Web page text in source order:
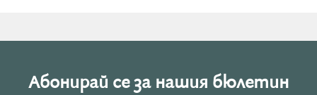
Абонирай се за нашия бюлетин